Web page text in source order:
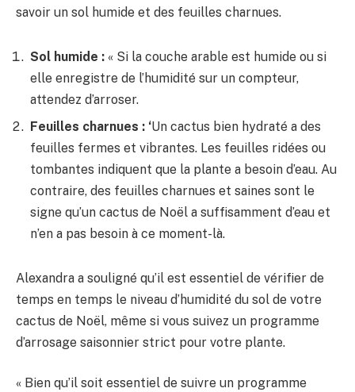
savoir un sol humide et des feuilles charnues.
Sol humide : « Si la couche arable est humide ou si
elle enregistre de l’humidité sur un compteur,
attendez d’arroser.
Feuilles charnues : ‘Un cactus bien hydraté a des
feuilles fermes et vibrantes. Les feuilles ridées ou
tombantes indiquent que la plante a besoin d’eau. Au
contraire, des feuilles charnues et saines sont le
signe qu’un cactus de Noël a suffisamment d’eau et
n’en a pas besoin à ce moment-là.
Alexandra a souligné qu’il est essentiel de vérifier de
temps en temps le niveau d’humidité du sol de votre
cactus de Noël, même si vous suivez un programme
d’arrosage saisonnier strict pour votre plante.
« Bien qu’il soit essentiel de suivre un programme